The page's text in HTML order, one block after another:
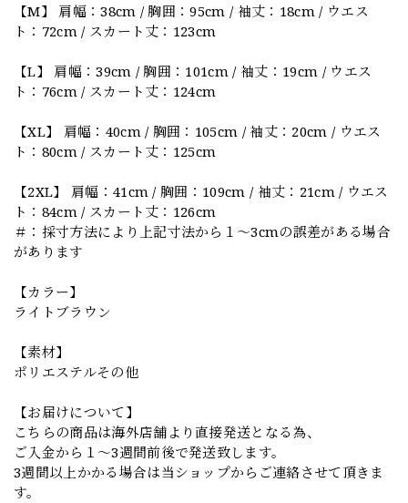
【M】 肩幅：38cm / 胸囲：95cm / 袖丈：18cm / ウエス
ト：72cm / スカート丈：123cm
【L】 肩幅：39cm / 胸囲：101cm / 袖丈：19cm / ウエス
ト：76cm / スカート丈：124cm
【XL】 肩幅：40cm / 胸囲：105cm / 袖丈：20cm / ウエス
ト：80cm / スカート丈：125cm
【2XL】 肩幅：41cm / 胸囲：109cm / 袖丈：21cm / ウエス
ト：84cm / スカート丈：126cm
＃：採寸方法により上記寸法から１～3cmの誤差がある場合
があります
【カラー】
ライトブラウン
【素材】
ポリエステルその他
【お届けについて】
こちらの商品は海外店舗より直接発送となる為、
ご入金から１～3週間前後で発送致します。
3週間以上かかる場合は当ショップからご連絡させて頂きま
す。